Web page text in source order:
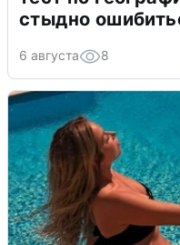
стыдно
6 августа 8